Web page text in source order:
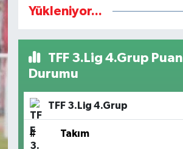
Yükleniyor...
TFF 3.Lig 4.Grup Puan
Durumu
TFF 3.Lig 4.Grup
# Takım